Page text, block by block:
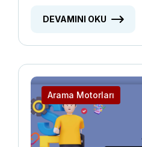
DEVAMINI OKU
Arama Motorları